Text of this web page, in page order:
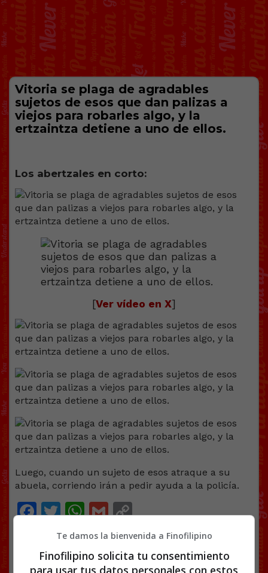
Vitoria se plaga de agradables
sujetos de esos que dan palizas a
viejos para robarles algo, y la
ertzaintza detiene a uno de ellos.
Los abertzales en corto:
[Ver vídeo en X]
Luego, cuando un sujeto de esos atraque a su
abuela, corriendo irán a pedir ayuda a la policía.
Facebook
Twitter
WhatsApp
Gmail
Copy
Link
Te damos la bienvenida a Finofilipino
Finofilipino solicita tu consentimiento
para usar tus datos personales con estos